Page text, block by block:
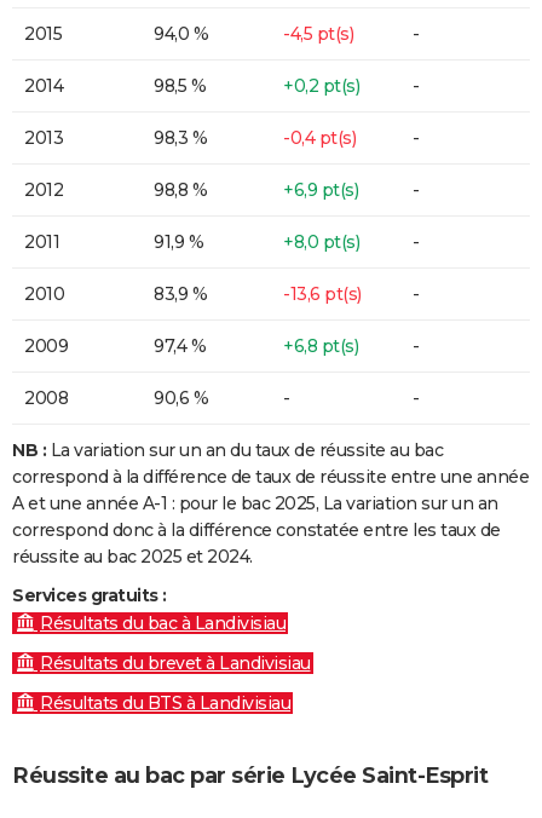
2015 94,0 % -4,5 pt(s) -
2014 98,5 % +0,2 pt(s) -
2013 98,3 % -0,4 pt(s) -
2012 98,8 % +6,9 pt(s) -
2011 91,9 % +8,0 pt(s) -
2010 83,9 % -13,6 pt(s) -
2009 97,4 % +6,8 pt(s) -
2008 90,6 % - -
NB : La variation sur un an du taux de réussite au bac
correspond à la différence de taux de réussite entre une année
A et une année A-1 : pour le bac 2025, La variation sur un an
correspond donc à la différence constatée entre les taux de
réussite au bac 2025 et 2024.
Services gratuits :
Résultats du bac à Landivisiau
Résultats du brevet à Landivisiau
Résultats du BTS à Landivisiau
Réussite au bac par série Lycée Saint-Esprit